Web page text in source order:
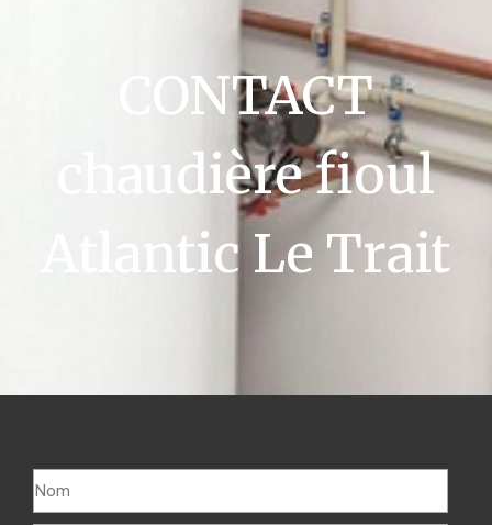
CONTACT
chaudière fioul
Atlantic Le Trait